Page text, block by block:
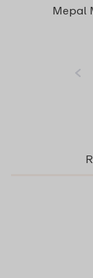
Mepal